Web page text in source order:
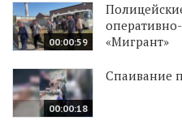
00:00:59
«Мигрант»
00:00:18
Спаивание